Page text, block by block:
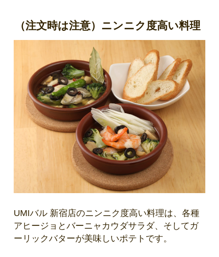
（注文時は注意）ニンニク度高い料理
UMIバル 新宿店のニンニク度高い料理は、各種
アヒージョとバーニャカウダサラダ、そしてガ
ーリックバターが美味しいポテトです。